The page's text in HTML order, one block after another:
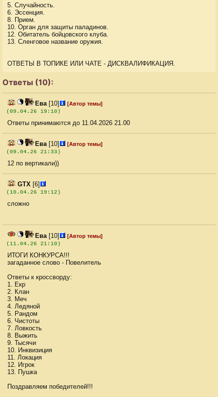
5. Случайность.
6. Эссенция.
8. Прием.
10. Орган для защиты паладинов.
12. Обитатель бойцовского клуба.
13. Сленговое название оружия.
ОТВЕТЫ В ТОПИКЕ ИЛИ ЧАТЕ - ДИСКВАЛИФИКАЦИЯ.
Ответы (10):
Ева[10]
[Автор темы]
(09.04.26 19:10)
Ответы принимаются до 11.04.2026 21.00
Ева[10]
[Автор темы]
(09.04.26 21:33)
12 по вертикали))
GTX [6]
(10.04.26 19:12)
сложно
Ева[10]
[Автор темы]
(11.04.26 21:10)
ИТОГИ КОНКУРСА!!!
загаданное слово - Повелитель
Ответы к кроссворду:
1. Екр
2. Клан
3. Меч
4. Ледяной
5. Рандом
6. Чистоты
7. Ловкость
8. Выжить
9. Тысячи
10. Инквизиция
11. Локация
12. Игрок
13. Пушка
Поздравляем победителей!!!